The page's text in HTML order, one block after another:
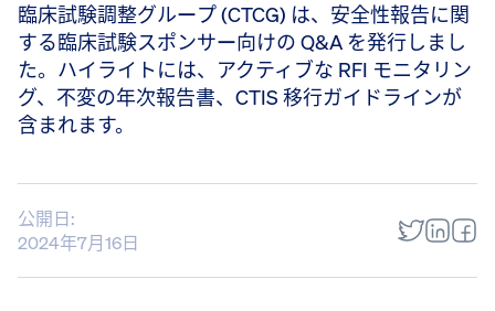
臨床試験調整グループ (CTCG) は、安全性報告に関
する臨床試験スポンサー向けの Q&A を発行しまし
た。ハイライトには、アクティブな RFI モニタリン
グ、不変の年次報告書、CTIS 移行ガイドラインが
含まれます。
公開日:
2024年7月16日